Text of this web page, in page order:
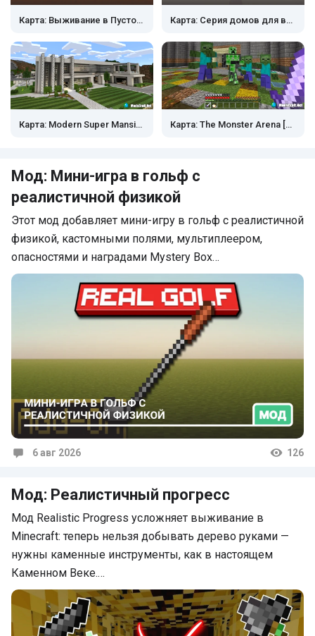
Карта: Выживание в Пустоше Карта: Серия домов для выживания #73 — Патрик
Карта: Modern Super Mansion [Творчество] Карта: The Monster Arena [Выживание/мини-игра]
Мод: Мини-игра в гольф с
реалистичной физикой
Этот мод добавляет мини-игру в гольф с реалистичной
физикой, кастомными полями, мультиплеером,
опасностями и наградами Mystery Box…
6 авг 2026 126
Мод: Реалистичный прогресс
Мод Realistic Progress усложняет выживание в
Minecraft: теперь нельзя добывать дерево руками —
нужны каменные инструменты, как в настоящем
Каменном Веке.…